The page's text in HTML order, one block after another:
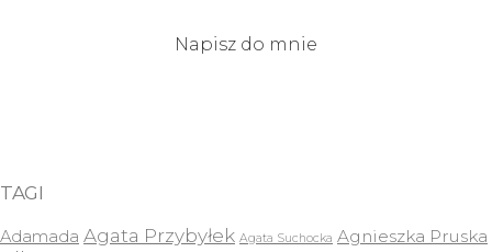
Napisz do mnie
TAGI
Adamada Agata Przybyłek Agata Suchocka Agnieszka Pruska